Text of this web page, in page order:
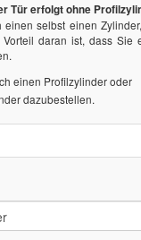
Tür erfolgt ohne
selbst einen
Vorteil daran ist, dass Sie
einen Profilzylinder oder
dazubestellen.